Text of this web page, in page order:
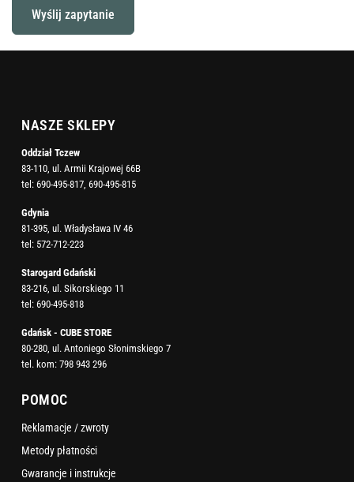
NASZE SKLEPY
Oddział Tczew
83-110, ul. Armii Krajowej 66B
tel: 690-495-817, 690-495-815
Gdynia
81-395, ul. Władysława IV 46
tel: 572-712-223
Starogard Gdański
83-216, ul. Sikorskiego 11
tel: 690-495-818
Gdańsk - CUBE STORE
80-280, ul. Antoniego Słonimskiego 7
tel. kom: 798 943 296
POMOC
Reklamacje / zwroty
Metody płatności
Gwarancje i instrukcje